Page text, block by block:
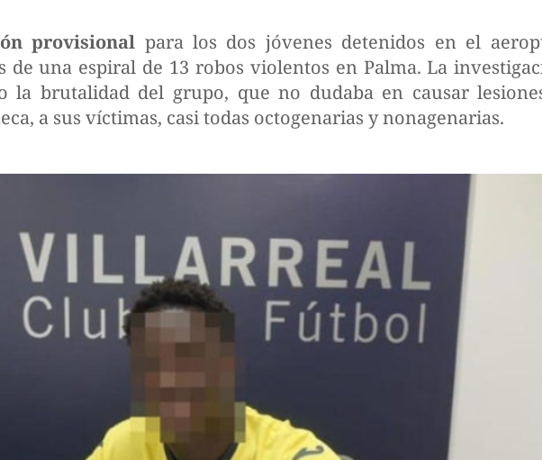
provisional para los dos jóvenes detenidos en el
de una espiral de 13 robos violentos en Palma. La
la brutalidad del grupo, que no dudaba en causar
a sus víctimas, casi todas octogenarias y nonagenarias.